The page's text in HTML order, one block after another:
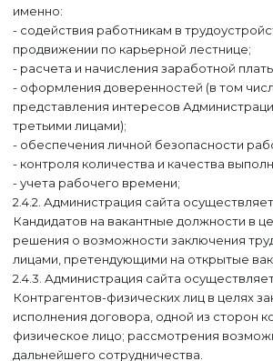
именно:
- содействия работникам в
продвижении по карьерной лестнице;
- расчета и начисления заработной
- оформления доверенностей (в том
представления интересов
третьими лицами);
- обеспечения личной безопасности
- контроля количества и качества
- учета рабочего времени;
2.4.2. Администрация сайта
Кандидатов на вакантные должности в
решения о возможности заключения
лицами, претендующими на открытые
2.4.3. Администрация сайта
Контрагентов-физических лиц в целях
исполнения договора, одной из сторон
физическое лицо; рассмотрения
дальнейшего сотрудничества.